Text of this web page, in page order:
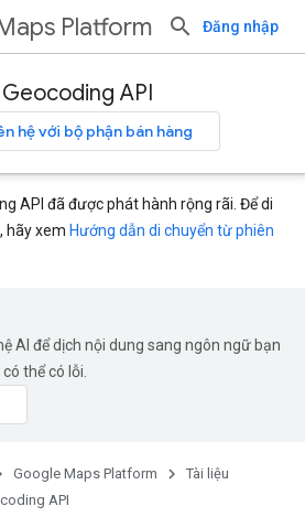
Platform Đăng nhập
Geocoding API
hệ với bộ phận bán hàng
API đã được phát hành rộng rãi. Để di
hãy xem Hướng dẫn di chuyển từ phiên
AI để dịch nội dung sang ngôn ngữ bạn
thể có lỗi.
Google Maps Platform
Tài liệu
API